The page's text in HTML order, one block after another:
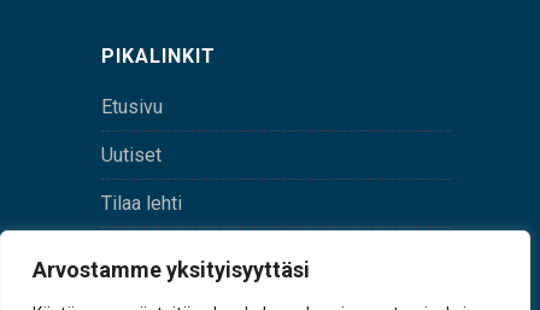
Arvostamme yksityisyyttäsi
PIKALINKIT
Etusivu
Uutiset
Tilaa lehti